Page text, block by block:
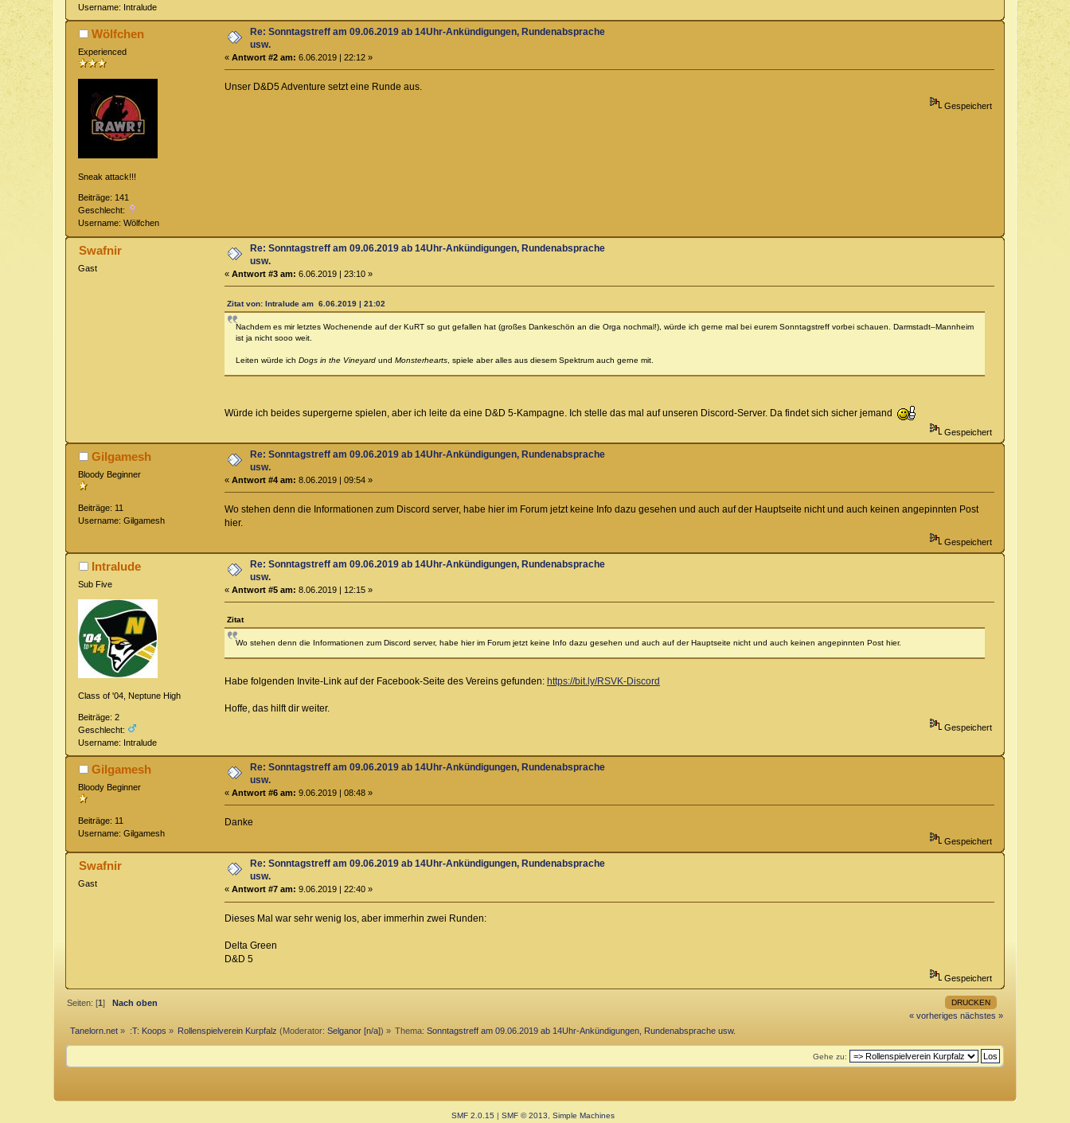
Username: Intralude
Wölfchen
Experienced
Sneak attack!!!
Beiträge: 141
Geschlecht:
Username: Wölfchen
Re: Sonntagstreff am 09.06.2019 ab 14Uhr-Ankündigungen, Rundenabsprache
usw.
« Antwort #2 am: 6.06.2019 | 22:12 »
Unser D&D5 Adventure setzt eine Runde aus.
Gespeichert
Swafnir
Gast
Re: Sonntagstreff am 09.06.2019 ab 14Uhr-Ankündigungen, Rundenabsprache
usw.
« Antwort #3 am: 6.06.2019 | 23:10 »
Zitat von: Intralude am 6.06.2019 | 21:02
Nachdem es mir letztes Wochenende auf der KuRT so gut gefallen hat (großes Dankeschön an die Orga nochmal!), würde ich gerne mal bei eurem Sonntagstreff vorbei schauen. Darmstadt–Mannheim
ist ja nicht sooo weit.
Leiten würde ich Dogs in the Vineyardund Monsterhearts, spiele aber alles aus diesem Spektrum auch gerne mit.
Würde ich beides supergerne spielen, aber ich leite da eine D&D 5-Kampagne. Ich stelle das mal auf unseren Discord-Server. Da findet sich sicher jemand
Gespeichert
Gilgamesh
Bloody Beginner
Beiträge: 11
Username: Gilgamesh
Re: Sonntagstreff am 09.06.2019 ab 14Uhr-Ankündigungen, Rundenabsprache
usw.
« Antwort #4 am: 8.06.2019 | 09:54 »
Wo stehen denn die Informationen zum Discord server, habe hier im Forum jetzt keine Info dazu gesehen und auch auf der Hauptseite nicht und auch keinen angepinnten Post
hier.
Gespeichert
Intralude
Sub Five
Class of '04, Neptune High
Beiträge: 2
Geschlecht:
Username: Intralude
Re: Sonntagstreff am 09.06.2019 ab 14Uhr-Ankündigungen, Rundenabsprache
usw.
« Antwort #5 am: 8.06.2019 | 12:15 »
Zitat
Wo stehen denn die Informationen zum Discord server, habe hier im Forum jetzt keine Info dazu gesehen und auch auf der Hauptseite nicht und auch keinen angepinnten Post hier.
Habe folgenden Invite-Link auf der Facebook-Seite des Vereins gefunden: https://bit.ly/RSVK-Discord
Hoffe, das hilft dir weiter.
Gespeichert
Gilgamesh
Bloody Beginner
Beiträge: 11
Username: Gilgamesh
Re: Sonntagstreff am 09.06.2019 ab 14Uhr-Ankündigungen, Rundenabsprache
usw.
« Antwort #6 am: 9.06.2019 | 08:48 »
Danke
Gespeichert
Swafnir
Gast
Re: Sonntagstreff am 09.06.2019 ab 14Uhr-Ankündigungen, Rundenabsprache
usw.
« Antwort #7 am: 9.06.2019 | 22:40 »
Dieses Mal war sehr wenig los, aber immerhin zwei Runden:
Delta Green
D&D 5
Gespeichert
DRUCKEN
Seiten: [1]
Nach oben
« vorheriges nächstes »
Tanelorn.net » :T: Koops » Rollenspielverein Kurpfalz (Moderator:Selganor [n/a]) » Thema:Sonntagstreff am 09.06.2019 ab 14Uhr-Ankündigungen, Rundenabsprache usw.
Gehe zu:
SMF 2.0.15 | SMF © 2013 Simple Machines